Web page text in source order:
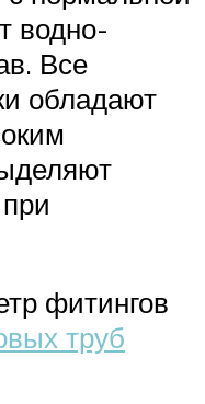
водно-
Все
обладают
фитингов
труб